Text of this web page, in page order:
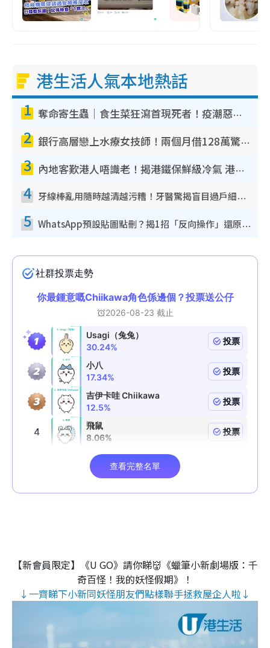
港生活人氣本地熱話
1 奪命寄生蟲｜食生菜狂瀉首現死者！疫潮惡化錄1.8萬宗病例 揭洗菜3大謬誤
2 銀行高層戀上水療女技師！兩個月借128萬驚覺「沉船」沉落火海 揭背後疑似邪教操控賣淫
3 內地客歎港人唔識老！揭港鐵保鮮級冷氣 港人求放過：咪投訴
4 牙線棒亂用隨時越清越污糟！牙醫驚揭盲目過戶細菌恐致蛀牙：呢種先係日常真保養
5 WhatsApp預設貼圖點刪？揭1招「反向操作」還原簡潔介面 附3步實測教學
【新會員限定】《U GO》請你睇👹《蠟筆小新劇場版：千
奇百怪！我的妖怪假期》！
↓一齊睇下小新同妖怪朋友們點樣聯手拯救屋企人啦↓